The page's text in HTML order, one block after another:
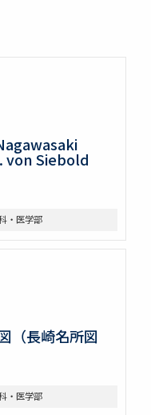
von Siebold
・医学部
（長崎名所図
・医学部